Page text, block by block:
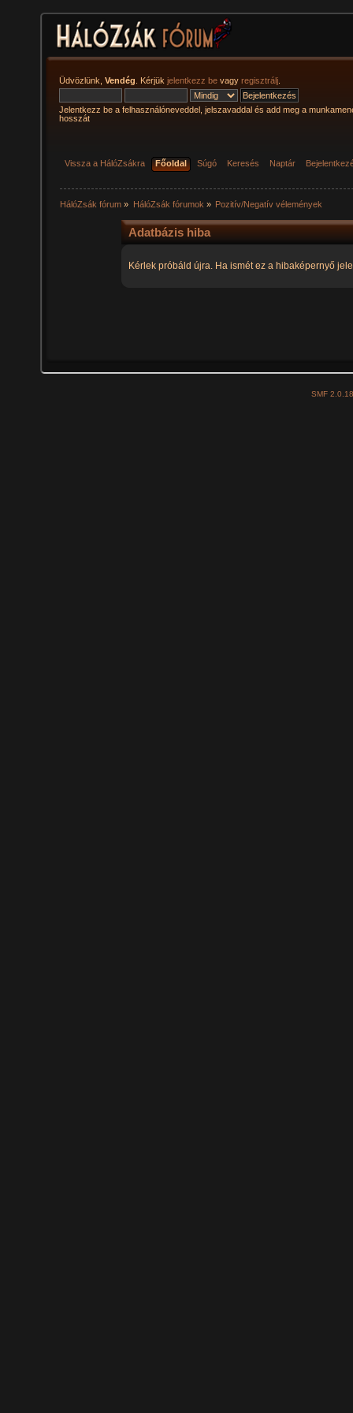
Üdvözlünk, Vendég . Kérjük jelentkezz be vagy regisztrálj
Jelentkezz be a felhasználóneveddel, jelszavaddal és add meg a
hosszát
Vissza a HálóZsákra Főoldal Súgó Keresés Naptár
HálóZsák fórum » HálóZsák fórumok » Pozitív/Negatív vélemények
Adatbázis hiba
Kérlek próbáld újra. Ha ismét ez a hibaképernyő
SMF 2.0.18